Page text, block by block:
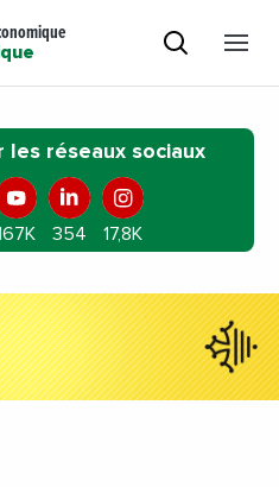
les réseaux sociaux
354 17,8K